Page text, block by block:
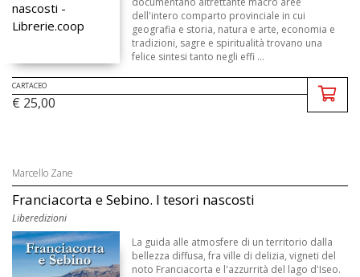
dell'intero comparto provinciale in cui
geografia e storia, natura e arte, economia e
tradizioni, sagre e spiritualità trovano una
felice sintesi tanto negli effi ...
CARTACEO
€ 25,00
Marcello Zane
Franciacorta e Sebino. I tesori nascosti
Liberedizioni
La guida alle atmosfere di un territorio dalla
bellezza diffusa, fra ville di delizia, vigneti del
noto Franciacorta e l'azzurrità del lago d'Iseo.